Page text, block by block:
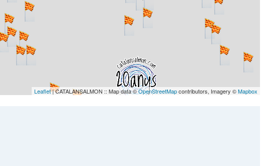
Leaflet| CATALANSALMON :: Map data ©OpenStreetMapcontributors, Imagery ©Mapbox